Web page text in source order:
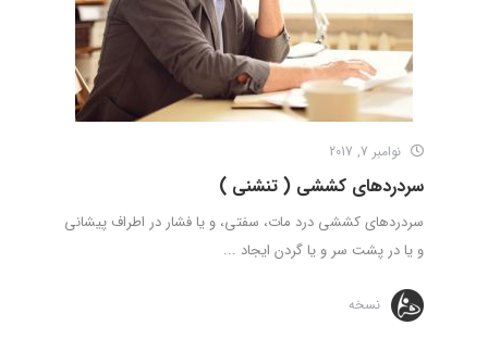
نوامبر 7, 2017
سردردهای کششی ( تنشنی )
سردردهای کششی درد مات، سفتی، و یا فشار در اطراف پیشانی
و یا در پشت سر و یا گردن ایجاد ...
نسخه